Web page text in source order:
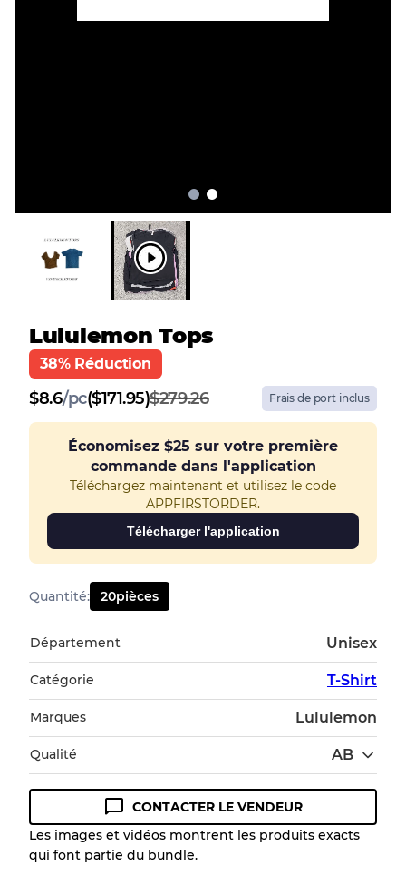
Lululemon Tops
38% Réduction
$8.6/pc($171.95)$279.26 Frais de port inclus
Économisez $25 sur votre première
commande dans l'application
Téléchargez maintenant et utilisez le code
APPFIRSTORDER.
Télécharger l'application
Quantité: 20pièces
Département Unisex
Catégorie T-Shirt
Marques Lululemon
Qualité AB
Guide des conditions
Tous les produits incluent un niveau de
CONTACTER LE VENDEUR
Les images et vidéos montrent les produits exacts
qui font partie du bundle.